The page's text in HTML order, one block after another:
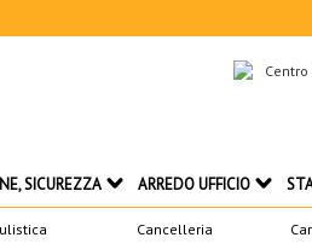
Cancelleria
SICUREZZA ARREDO UFFICIO